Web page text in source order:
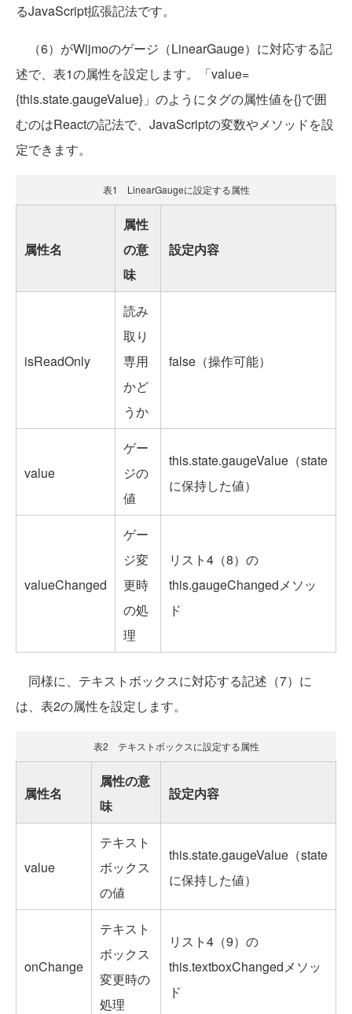
るJavaScript拡張記法です。
（6）がWijmoのゲージ（LinearGauge）に対応する記
述で、表1の属性を設定します。「value=
{this.state.gaugeValue}」のようにタグの属性値を{}で囲
むのはReactの記法で、JavaScriptの変数やメソッドを設
定できます。
表1 LinearGaugeに設定する属性
属性名
属性
の意
味
設定内容
isReadOnly
読み
取り
専用
かど
うか
false（操作可能）
value
ゲー
ジの
値
this.state.gaugeValue（state
に保持した値）
valueChanged
ゲー
ジ変
更時
の処
理
リスト4（8）の
this.gaugeChangedメソッ
ド
同様に、テキストボックスに対応する記述（7）に
は、表2の属性を設定します。
表2 テキストボックスに設定する属性
属性名
属性の意
味
設定内容
value
テキスト
ボックス
の値
this.state.gaugeValue（state
に保持した値）
onChange
テキスト
ボックス
変更時の
処理
リスト4（9）の
this.textboxChangedメソッ
ド